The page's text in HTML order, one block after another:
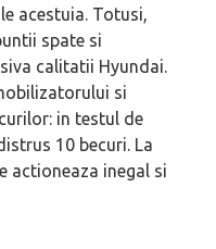
acestuia. Totusi,
spate si
calitatii Hyundai.
si
in testul de
10 becuri. La
actioneaza inegal si